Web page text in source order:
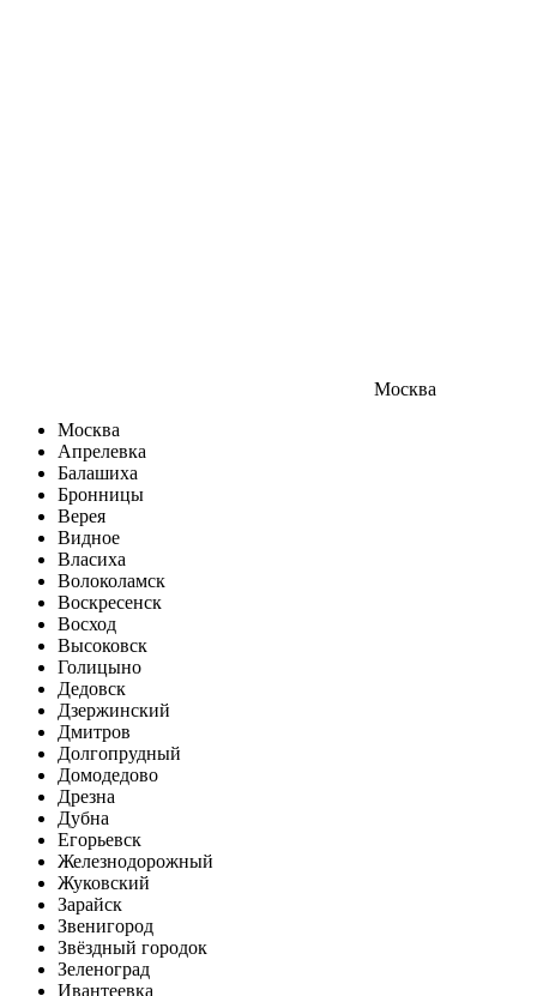
Москва
Москва
Апрелевка
Балашиха
Бронницы
Верея
Видное
Власиха
Волоколамск
Воскресенск
Восход
Высоковск
Голицыно
Дедовск
Дзержинский
Дмитров
Долгопрудный
Домодедово
Дрезна
Дубна
Егорьевск
Железнодорожный
Жуковский
Зарайск
Звенигород
Звёздный городок
Зеленоград
Ивантеевка